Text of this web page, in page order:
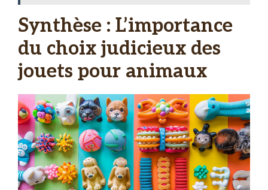
Synthèse : L’importance
du choix judicieux des
jouets pour animaux